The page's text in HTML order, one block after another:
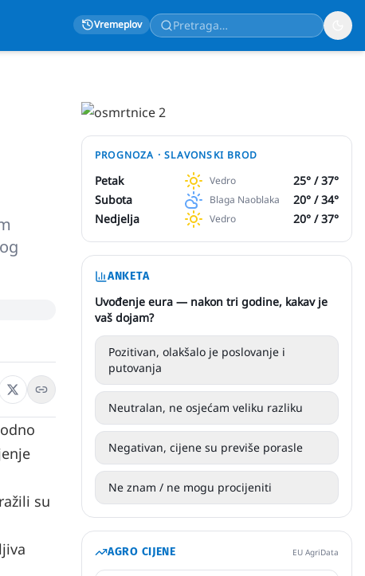
Vremeplov
su
PROGNOZA ·SLAVONSKI BROD
Petak Vedro 25° /37°
Subota
Blaga Naoblaka 20° /34°
Nedjelja
Vedro 20° /37°
ANKETA
Uvođenje eura — nakon tri godine, kakav je
vaš dojam?
Pozitivan, olakšalo je poslovanje i
putovanja
Neutralan, ne osjećam veliku razliku
Negativan, cijene su previše porasle
Ne znam / ne mogu procijeniti
AGRO CIJENE EU AgriData